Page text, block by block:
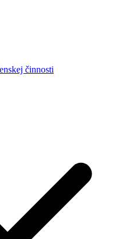
činnosti